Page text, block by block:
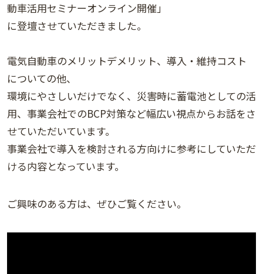
動車活用セミナーオンライン開催」
に登壇させていただきました。
電気自動車のメリットデメリット、導入・維持コスト
についての他、
環境にやさしいだけでなく、災害時に蓄電池としての活
用、事業会社でのBCP対策など幅広い視点からお話をさ
せていただいています。
事業会社で導入を検討される方向けに参考にしていただ
ける内容となっています。
ご興味のある方は、ぜひご覧ください。